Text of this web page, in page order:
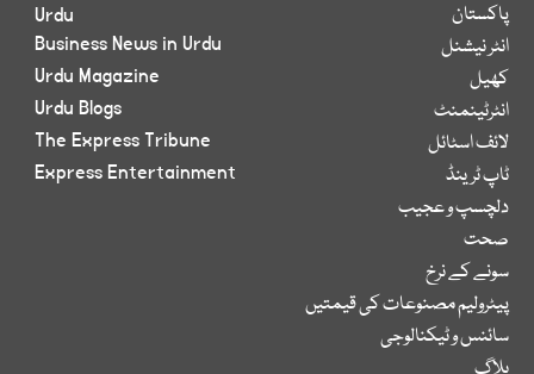
پاکستان
انٹر نیشنل
کھیل
انٹرٹینمنٹ
لائف اسٹائل
ٹاپ ٹرینڈ
دلچسپ و عجیب
صحت
سونے کے نرخ
پیٹرولیم مصنوعات کی قیمتیں
سائنس و ٹیکنالوجی
Urdu
Business News in Urdu
Urdu Magazine
Urdu Blogs
The Express Tribune
Express Entertainment